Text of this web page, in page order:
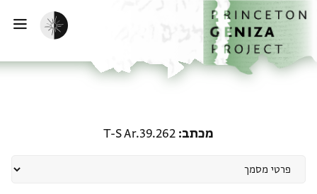
לתוכןהבית
הפעלת מצב כהה
מכתב T-S Ar.39.262